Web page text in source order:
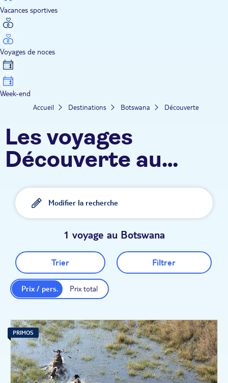
Vacances sportives
Voyages de noces
Week-end
Accueil Destinations Botswana Découverte
Les voyages
Découverte au
Botswana TUI
Modifier la recherche
1 voyage au Botswana
Trier Filtrer
Prix total
Prix / pers.
PRIMOS